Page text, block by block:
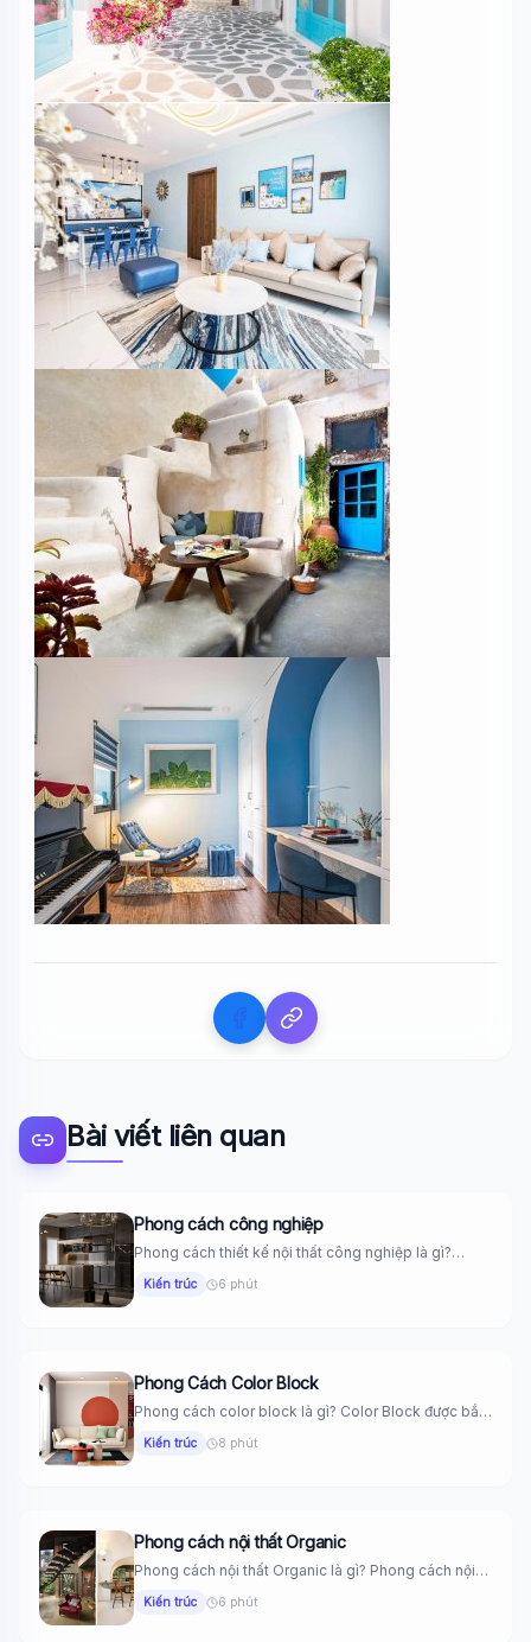
Bài viết liên quan
Phong cách công nghiệp
Phong cách thiết kế nội thất công nghiệp là gì?
Kiến trúc 6 phút
Phong Cách Color Block
Phong cách color block là gì? Color Block được bắt
Kiến trúc 8 phút
Phong cách nội thất Organic
Phong cách nội thất Organic là gì? Phong cách nội
Kiến trúc 6 phút